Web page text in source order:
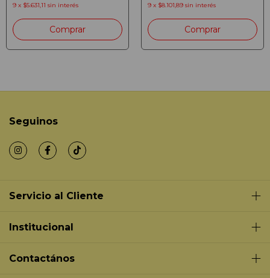
9 x $5.631,11 sin interés 9 x $8.101,89 sin interés
Seguinos
Servicio al Cliente
Institucional
Contactános